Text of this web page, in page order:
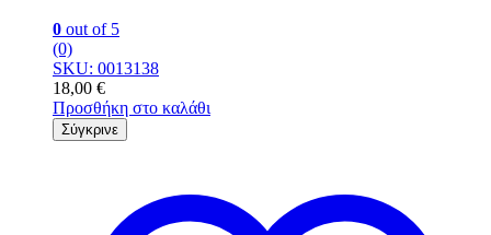
0 out of 5
(0)
SKU: 0013138
18,00 €
Προσθήκη στο καλάθι
Σύγκρινε